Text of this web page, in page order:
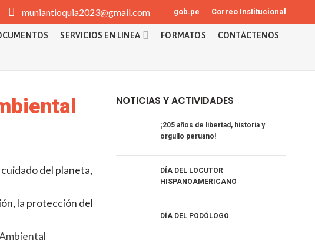
muniantioquia2023@gmail.com gob.pe Correo Institucional
SERVICIOS EN LINEA FORMATOS CONTÁCTENOS
del planeta,
la protección del
NOTICIAS Y ACTIVIDADES
¡205 años de libertad, historia y
orgullo peruano!
DÍA DEL LOCUTOR
HISPANOAMERICANO
DÍA DEL PODÓLOGO